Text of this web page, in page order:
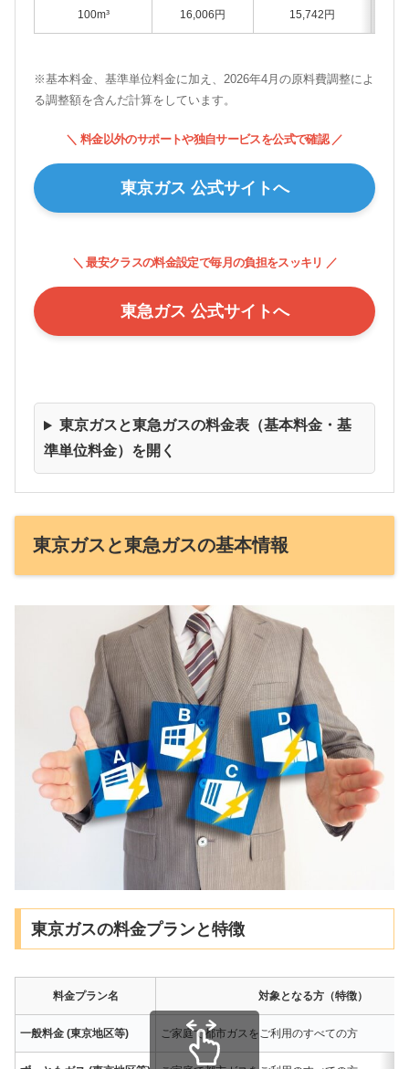
100m³ 16,006円 15,742円
※基本料金、基準単位料金に加え、2026年4月の原料費調整によ
る調整額を含んだ計算をしています。
＼ 料金以外のサポートや独自サービスを公式で確認 ／
東京ガス 公式サイトへ
＼ 最安クラスの料金設定で毎月の負担をスッキリ ／
東急ガス 公式サイトへ
東京ガスと東急ガスの料金表（基本料金・基
準単位料金）を開く
東京ガスと東急ガスの基本情報
東京ガスの料金プランと特徴
料金プラン名 対象となる方（特徴）
一般料金 (東京地区等) ご家庭で都市ガスをご利用のすべての方